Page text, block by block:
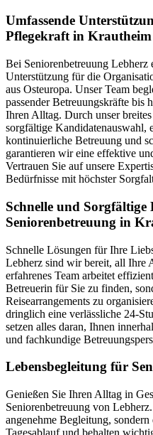
Umfassende
Pflegekraft in Krautheim
Bei Seniorenbetreuung
Unterstützung für die
aus Osteuropa. Unser Team
passender Betreuungskräfte bis
Ihren Alltag. Durch unser
sorgfältige Kandidatenauswahl,
kontinuierliche Betreuung und
garantieren wir eine effektive
Vertrauen Sie auf unsere
Bedürfnisse mit höchster
Schnelle und
Seniorenbetreuung in
Schnelle Lösungen für Ihre
Lebherz sind wir bereit, all Ihre
erfahrenes Team arbeitet
Betreuerin für Sie zu finden,
Reisearrangements zu
dringlich eine verlässliche 24-
setzen alles daran, Ihnen
und fachkundige
Lebensbegleitung für
Genießen Sie Ihren Alltag in
Seniorenbetreuung von
angenehme Begleitung,
Tagesablauf und behalten